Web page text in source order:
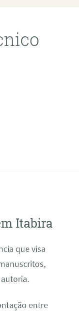
Itabira
que visa
entre